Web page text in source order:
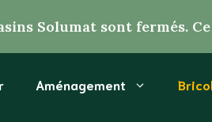
Solumat sont fermés.
Aménagement